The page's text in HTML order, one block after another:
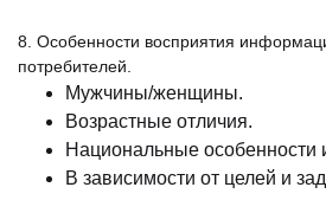
8. Особенности восприятия
потребителей.
Мужчины/женщины.
Возрастные отличия.
Национальные особенности
В зависимости от целей и